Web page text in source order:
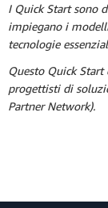
I Quick Start sono
impiegano i
tecnologie
Questo Quick
progettisti di
Partner Network).